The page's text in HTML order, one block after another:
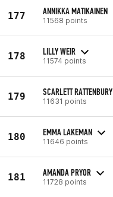
177 ANNIKKA MATIKAINEN
11568 points
178 LILLY WEIR
11574 points
179 SCARLETT RATTENBURY
11631 points
180 EMMA LAKEMAN
11646 points
181 AMANDA PRYOR
11728 points